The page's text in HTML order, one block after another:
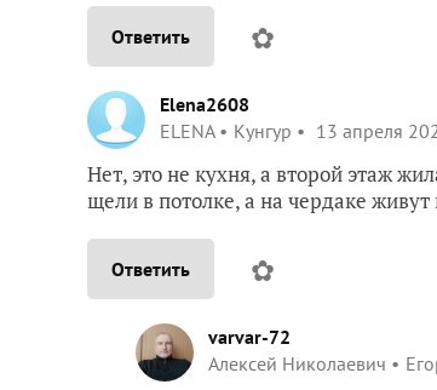
Ответить ✿
Elena2608
ELENA
Кунгур 13 апреля
Нет, это не кухня, а второй этаж
щели в потолке, а на чердаке
Ответить ✿
varvar-72
Алексей Николаевич